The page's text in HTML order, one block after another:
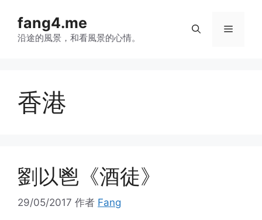
fang4.me
沿途的風景，和看風景的心情。
菜
香港
劉以鬯《酒徒》
29/05/2017 作者 Fang